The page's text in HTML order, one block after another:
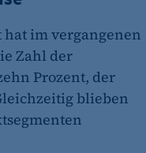
setzen.im vergangenen
Zahl der
Prozent, der
blieben